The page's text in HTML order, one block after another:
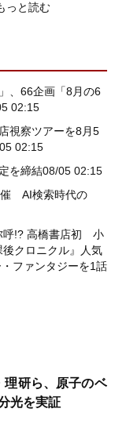
っと読む
、66企画「8月の6
02:15
視察ツアーを8月5
02:15
を締結08/05 02:15
催 AI検索時代の
呼!? 高橋書店初 小
クロニクル』人気
ファンタジーを1話
研ら、原子のベ
光を実証